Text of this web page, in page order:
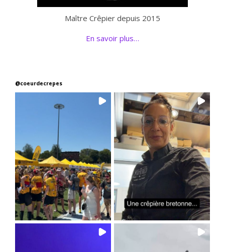
Maître Crêpier depuis 2015
En savoir plus…
@coeurdecrepes